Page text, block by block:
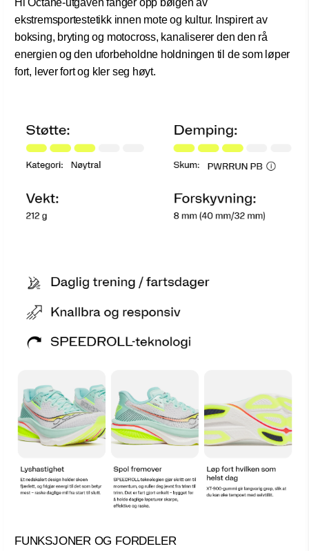
Hi Octane-utgaven fanger opp bølgen av
ekstremsportestetikk innen mote og kultur. Inspirert av
boksing, bryting og motocross, kanaliserer den den rå
energien og den uforbeholdne holdningen til de som løper
fort, lever fort og kler seg høyt.
FUNKSJONER OG FORDELER